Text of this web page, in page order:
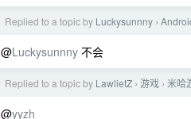
Replied to a topic by Luckysunnny ›
@Luckysunnny 不会
Replied to a topic by LawlietZ › 游戏 › 米哈
@yyzh